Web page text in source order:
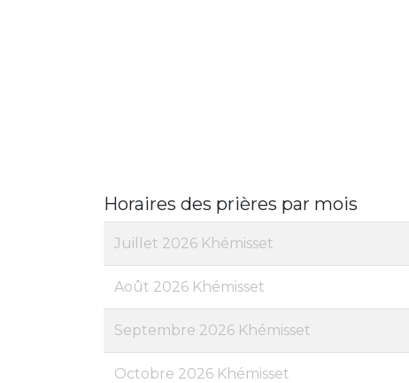
Horaires des prières par mois
Juillet 2026 Khémisset
Août 2026 Khémisset
Septembre 2026 Khémisset
Octobre 2026 Khémisset